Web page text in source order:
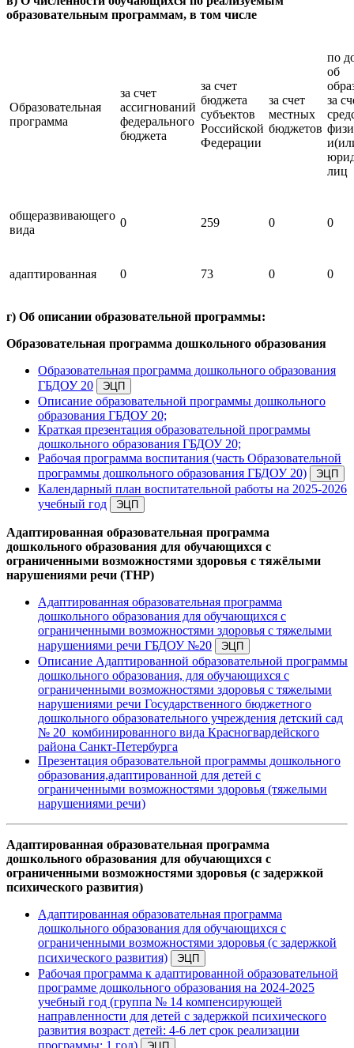
образовательным программам, в том числе
Образовательная
программа
за счет
ассигнований
федерального
бюджета
за счет
бюджета
субъектов
Российской
Федерации
за счет
местных
бюджетов
по
об
за
лиц
общеразвивающего
вида
0 259 0 0
адаптированная 0 73 0 0
г) Об описании образовательной программы:
Образовательная программа дошкольного образования
Образовательная программа дошкольного образования
ГБДОУ 20
Описание образовательной программы дошкольного
образования ГБДОУ 20;
Краткая презентация образовательной программы
дошкольного образования ГБДОУ 20;
Рабочая программа воспитания (часть Образовательной
программы дошкольного образования ГБДОУ 20)
Календарный план воспитательной работы на 2025-2026
учебный год
Адаптированная образовательная программа
дошкольного образования для обучающихся с
ограниченными возможностями здоровья с тяжёлыми
нарушениями речи (ТНР)
Адаптированная образовательная программа
дошкольного образования для обучающихся с
ограниченными возможностями здоровья с тяжелыми
нарушениями речи ГБДОУ №20
Описание Адаптированной образовательной программы
дошкольного образования, для обучающихся с
ограниченными возможностями здоровья с тяжелыми
нарушениями речи Государственного бюджетного
дошкольного образовательного учреждения детский сад
№ 20 комбинированного вида Красногвардейского
района Санкт-Петербурга
Презентация образовательной программы дошкольного
образования,адаптированной для детей с
ограниченными возможностями здоровья (тяжелыми
нарушениями речи)
Адаптированная образовательная программа
дошкольного образования для обучающихся с
ограниченными возможностями здоровья (с задержкой
психического развития)
Адаптированная образовательная программа
дошкольного образования для обучающихся с
ограниченными возможностями здоровья (с задержкой
психического развития)
Рабочая программа к адаптированной образовательной
программе дошкольного образования на 2024-2025
учебный год (группа № 14 компенсирующей
направленности для детей с задержкой психического
развития возраст детей: 4-6 лет срок реализации